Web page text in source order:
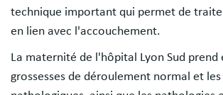
technique important qui permet de
en lien avec l'accouchement.
La maternité de l'hôpital Lyon Sud prend
grossesses de déroulement normal et les